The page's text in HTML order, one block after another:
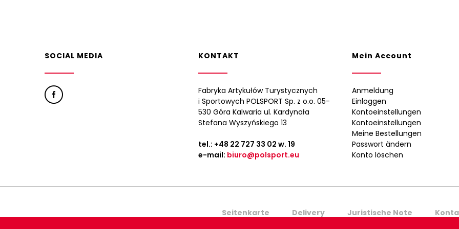
SOCIAL MEDIA KONTAKT
Fabryka Artykułów Turystycznych
i Sportowych POLSPORT Sp. z o.o. 05-
530 Góra Kalwaria ul. Kardynała
Stefana Wyszyńskiego 13
tel.: +48 22 727 33 02 w. 19
e-mail: biuro@polsport.eu
Mein Account
Anmeldung
Einloggen
Kontoeinstellungen
Kontoeinstellungen
Meine Bestellungen
Passwort ändern
Konto löschen
Seitenkarte Delivery Juristische Note